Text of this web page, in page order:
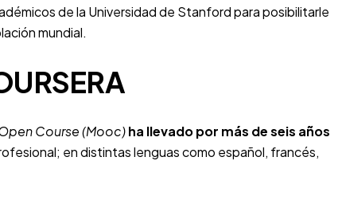
de la Universidad de Stanford para posibilitarle
mundial.
Course (Mooc)ha llevado por más de seis años
en distintas lenguas como español, francés,